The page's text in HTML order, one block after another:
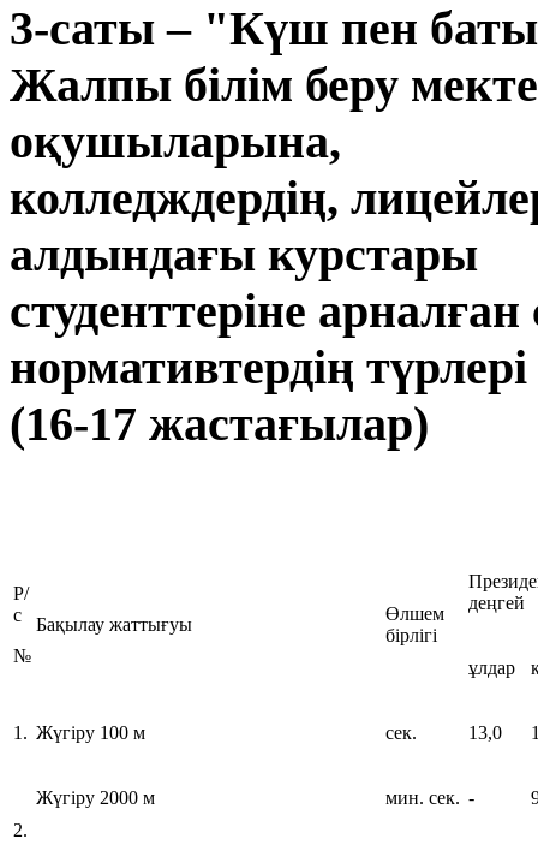
3-саты – "Күш пен
Жалпы білім беру
оқушыларына,
колледждердің,
алдындағы курстары
студенттеріне
нормативтердің түрлері
(16-17 жастағылар)
Р/
с
№
Бақылау жаттығуы
Өлшем
бірлігі
деңгей
ұлдар
1. Жүгіру 100 м сек. 13,0
2.
Жүгіру 2000 м мин. сек. -